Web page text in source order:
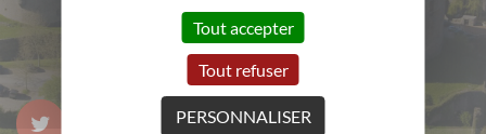
M'INSCRIRE!
Tout accepter
Tout refuser
PERSONNALISER